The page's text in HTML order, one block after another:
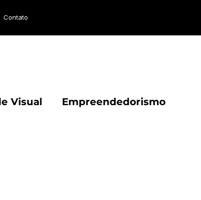
Contato
Visual Empreendedorismo